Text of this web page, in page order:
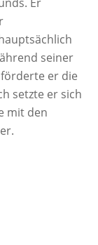
seiner
er die
setzte er sich
mit den